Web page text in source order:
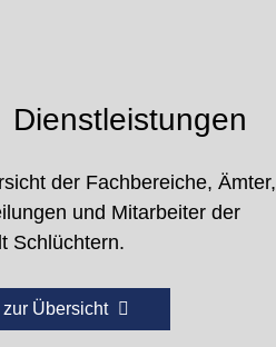
Dienstleistungen
der Fachbereiche, Ämter,
und Mitarbeiter der
Schlüchtern.
zur Übersicht